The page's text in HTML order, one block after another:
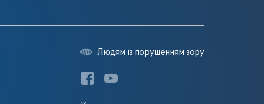
Людям із порушенням зору